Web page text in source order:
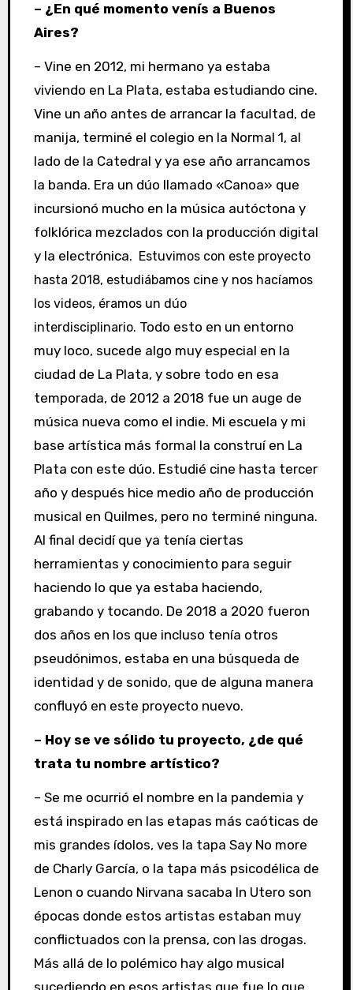
– ¿En qué momento venís a Buenos
Aires?
– Vine en 2012, mi hermano ya estaba
viviendo en La Plata, estaba estudiando cine.
Vine un año antes de arrancar la facultad, de
manija, terminé el colegio en la Normal 1, al
lado de la Catedral y ya ese año arrancamos
la banda. Era un dúo llamado «Canoa» que
incursionó mucho en la música autóctona y
folklórica mezclados con la producción digital
y la electrónica. Estuvimos con este proyecto
hasta 2018, estudiábamos cine y nos hacíamos
los videos, éramos un dúo
interdisciplinario. Todo esto en un entorno
muy loco, sucede algo muy especial en la
ciudad de La Plata, y sobre todo en esa
temporada, de 2012 a 2018 fue un auge de
música nueva como el indie. Mi escuela y mi
base artística más formal la construí en La
Plata con este dúo. Estudié cine hasta tercer
año y después hice medio año de producción
musical en Quilmes, pero no terminé ninguna.
Al final decidí que ya tenía ciertas
herramientas y conocimiento para seguir
haciendo lo que ya estaba haciendo,
grabando y tocando. De 2018 a 2020 fueron
dos años en los que incluso tenía otros
pseudónimos, estaba en una búsqueda de
identidad y de sonido, que de alguna manera
confluyó en este proyecto nuevo.
– Hoy se ve sólido tu proyecto, ¿de qué
trata tu nombre artístico?
– Se me ocurrió el nombre en la pandemia y
está inspirado en las etapas más caóticas de
mis grandes ídolos, ves la tapa Say No more
de Charly García, o la tapa más psicodélica de
Lenon o cuando Nirvana sacaba In Utero son
épocas donde estos artistas estaban muy
conflictuados con la prensa, con las drogas.
Más allá de lo polémico hay algo musical
sucediendo en esos artistas que fue lo que